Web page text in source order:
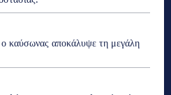
καύσωνας αποκάλυψε τη μεγάλη